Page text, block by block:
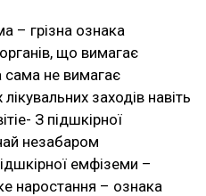
– грізна ознака
що вимагає
сама не вимагає
заходів навіть
З підшкірної
незабаром
емфіземи –
наростання – ознака